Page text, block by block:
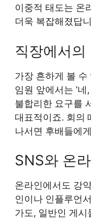
이중적 태도는 온
더욱 복잡해졌답
직장에서의
가장 흔하게 볼
임원 앞에서는 ‘
불합리한 요구를
대표적이죠. 회의
나서면 후배들에
SNS와 온
온라인에서도 강
인이나 인플루언
가도, 일반인 게